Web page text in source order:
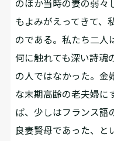
のほか当時の妻の弱々
もよみがえってきて、
のである。私たち二人
何に触れても深い詩魂
の人ではなかった。金
な末期高齢の老夫婦に
ば、少しはフランス語
良妻賢母であった、と